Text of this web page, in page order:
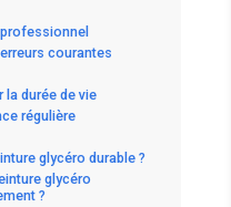
courantes
durée de vie
régulière
glycéro durable ?
glycéro
?